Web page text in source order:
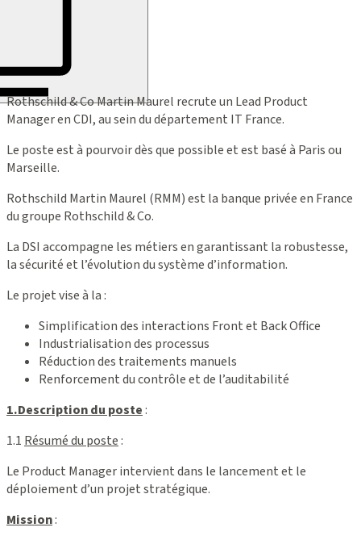
Rothschild & Co Martin Maurel recrute un Lead Product
Manager en CDI, au sein du département IT France.
Le poste est à pourvoir dès que possible et est basé à Paris ou
Marseille.
Rothschild Martin Maurel (RMM) est la banque privée en France
du groupe Rothschild & Co.
La DSI accompagne les métiers en garantissant la robustesse,
la sécurité et l’évolution du système d’information.
Le projet vise à la :
Simplification des interactions Front et Back Office
Industrialisation des processus
Réduction des traitements manuels
Renforcement du contrôle et de l’auditabilité
1.Description du poste:
1.1 Résumé du poste:
Le Product Manager intervient dans le lancement et le
déploiement d’un projet stratégique.
Mission: